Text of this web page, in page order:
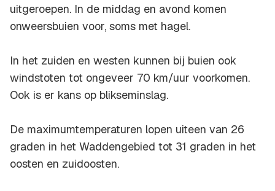
uitgeroepen. In de middag en avond komen
onweersbuien voor, soms met hagel.
In het zuiden en westen kunnen bij buien ook
windstoten tot ongeveer 70 km/uur voorkomen.
Ook is er kans op blikseminslag.
De maximumtemperaturen lopen uiteen van 26
graden in het Waddengebied tot 31 graden in het
oosten en zuidoosten.